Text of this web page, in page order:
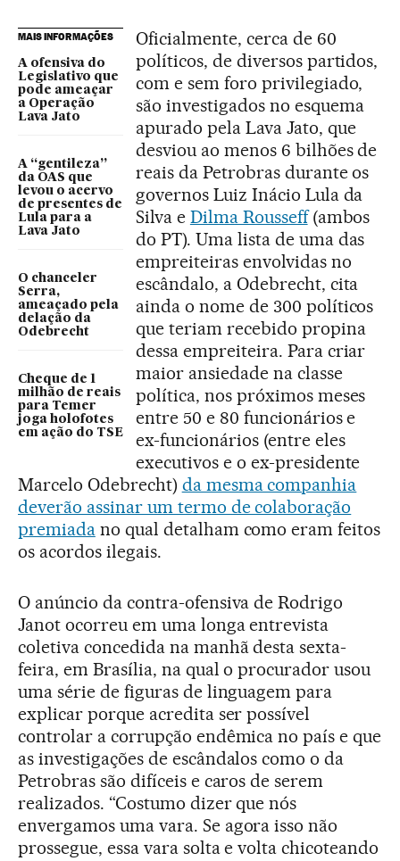
MAIS INFORMAÇÕES
A ofensiva do
Legislativo que
pode ameaçar
a Operação
Lava Jato
A “gentileza”
da OAS que
levou o acervo
de presentes de
Lula para a
Lava Jato
O chanceler
Serra,
ameaçado pela
delação da
Odebrecht
Cheque de 1
milhão de reais
para Temer
joga holofotes
em ação do TSE
Oficialmente, cerca de 60
políticos, de diversos partidos,
com e sem foro privilegiado,
são investigados no esquema
apurado pela Lava Jato, que
desviou ao menos 6 bilhões de
reais da Petrobras durante os
governos Luiz Inácio Lula da
Silva e Dilma Rousseff(ambos
do PT). Uma lista de uma das
empreiteiras envolvidas no
escândalo, a Odebrecht, cita
ainda o nome de 300 políticos
que teriam recebido propina
dessa empreiteira. Para criar
maior ansiedade na classe
política, nos próximos meses
entre 50 e 80 funcionários e
ex-funcionários (entre eles
executivos e o ex-presidente
Marcelo Odebrecht) da mesma companhia
deverão assinar um termo de colaboração
premiadano qual detalham como eram feitos
os acordos ilegais.
O anúncio da contra-ofensiva de Rodrigo
Janot ocorreu em uma longa entrevista
coletiva concedida na manhã desta sexta-
feira, em Brasília, na qual o procurador usou
uma série de figuras de linguagem para
explicar porque acredita ser possível
controlar a corrupção endêmica no país e que
as investigações de escândalos como o da
Petrobras são difíceis e caros de serem
realizados. “Costumo dizer que nós
envergamos uma vara. Se agora isso não
prossegue, essa vara solta e volta chicoteando